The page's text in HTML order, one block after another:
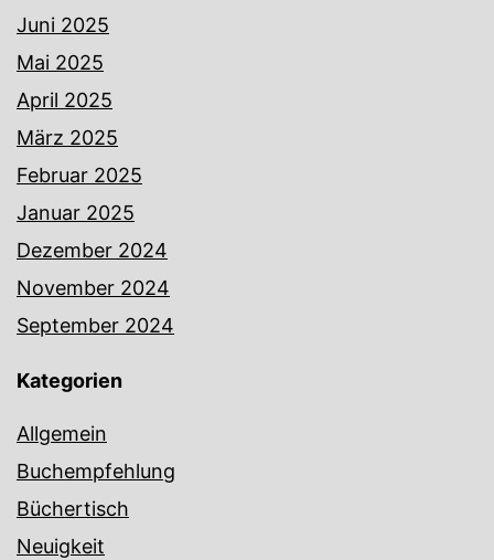
Juni 2025
Mai 2025
April 2025
März 2025
Februar 2025
Januar 2025
Dezember 2024
November 2024
September 2024
Kategorien
Allgemein
Buchempfehlung
Büchertisch
Neuigkeit